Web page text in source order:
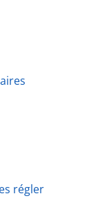
régler